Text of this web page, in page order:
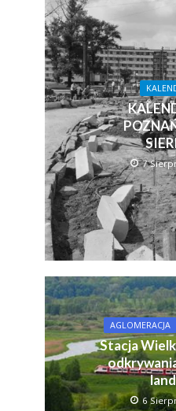
7
AGLOMERACJA
Stacja
6